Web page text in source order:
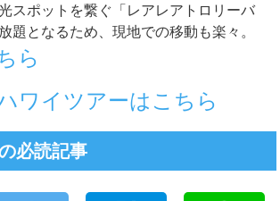
スポットを繋ぐ「レアレアトロリーバ
題となるため、現地での移動も楽々。
ら
ワイツアーはこちら
必読記事